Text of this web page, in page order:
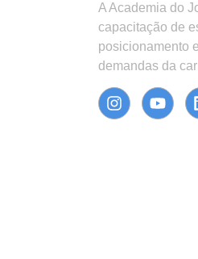
A Academia do
capacitação de
posicionamento
demandas da